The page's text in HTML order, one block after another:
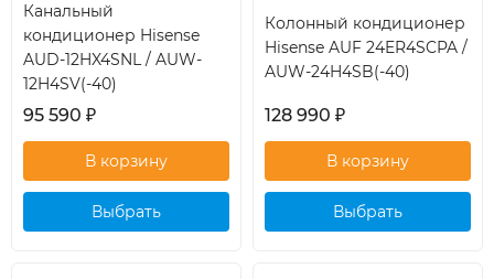
Канальный
кондиционер Hisense
AUD-12HX4SNL / AUW-
12H4SV(-40)
95 590 ₽
Выбрать
Колонный кондиционер
Hisense AUF 24ER4SCPA /
AUW-24H4SB(-40)
128 990 ₽
Выбрать